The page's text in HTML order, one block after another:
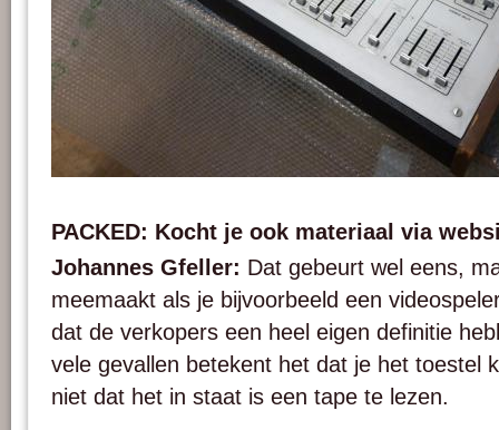
PACKED: Kocht je ook materiaal via
Johannes Gfeller: Dat gebeurt wel eens,
meemaakt als je bijvoorbeeld een
dat de verkopers een heel eigen definitie
vele gevallen betekent het dat je het toestel
niet dat het in staat is een tape te lezen.